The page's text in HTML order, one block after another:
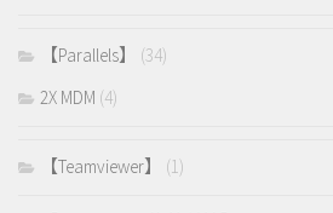
【Parallels】
(34)
2X MDM (4)
【Teamviewer】 (1)